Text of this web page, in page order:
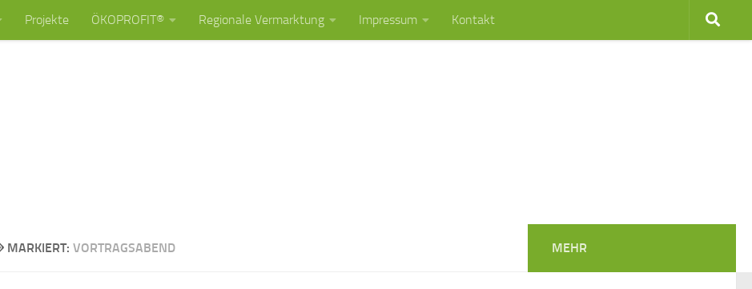
Projekte ÖKOPROFIT® Regionale Vermarktung Impressum Kontakt
MARKIERT: VORTRAGSABEND MEHR